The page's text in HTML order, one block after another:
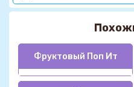
Фруктовый Поп Ит